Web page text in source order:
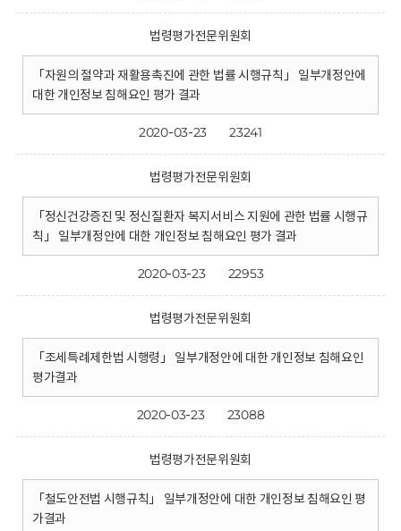
법령평가전문위원회
「자원의 절약과 재활용촉진에 관한 법률 시행규칙」 일부개정안에
대한 개인정보 침해요인 평가 결과
2020-03-23 23241
법령평가전문위원회
「정신건강증진 및 정신질환자 복지서비스 지원에 관한 법률 시행규
칙」 일부개정안에 대한 개인정보 침해요인 평가 결과
2020-03-23 22953
법령평가전문위원회
「조세특례제한법 시행령」 일부개정안에 대한 개인정보 침해요인
평가결과
2020-03-23 23088
법령평가전문위원회
「철도안전법 시행규칙」 일부개정안에 대한 개인정보 침해요인 평
가결과